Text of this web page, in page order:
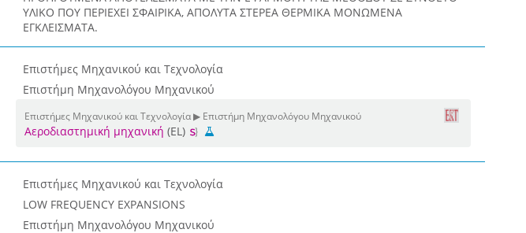
ΥΛΙΚΟ ΠΟΥ ΠΕΡΙΕΧΕΙ ΣΦΑΙΡΙΚΑ, ΑΠΟΛΥΤΑ ΣΤΕΡΕΑ ΘΕΡΜΙΚΑ ΜΟΝΩΜΕΝΑ
ΕΓΚΛΕΙΣΜΑΤΑ.
Επιστήμες Μηχανικού και Τεχνολογία
Επιστήμη Μηχανολόγου Μηχανικού
Επιστήμες Μηχανικού και Τεχνολογία ▶ Επιστήμη Μηχανολόγου Μηχανικού
Αεροδιαστημική μηχανική (EL)
Επιστήμες Μηχανικού και Τεχνολογία
LOW FREQUENCY EXPANSIONS
Επιστήμη Μηχανολόγου Μηχανικού